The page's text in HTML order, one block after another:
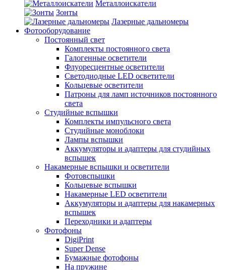
Металлоискатели
Зонты
Лазерные дальномеры
Фотооборудование
Постоянный свет
Комплекты постоянного света
Галогенные осветители
Флуоресцентные осветители
Светодиодные LED осветители
Кольцевые осветители
Патроны для ламп источников постоянного
света
Студийные вспышки
Комплекты импульсного света
Студийные моноблоки
Лампы вспышки
Аккумуляторы и адаптеры для студийных
вспышек
Накамерные вспышки и осветители
Фотовспышки
Кольцевые вспышки
Накамерные LED осветители
Аккумуляторы и адаптеры для накамерных
вспышек
Переходники и адаптеры
Фотофоны
DigiPrint
Super Dense
Бумажные фотофоны
На пружине